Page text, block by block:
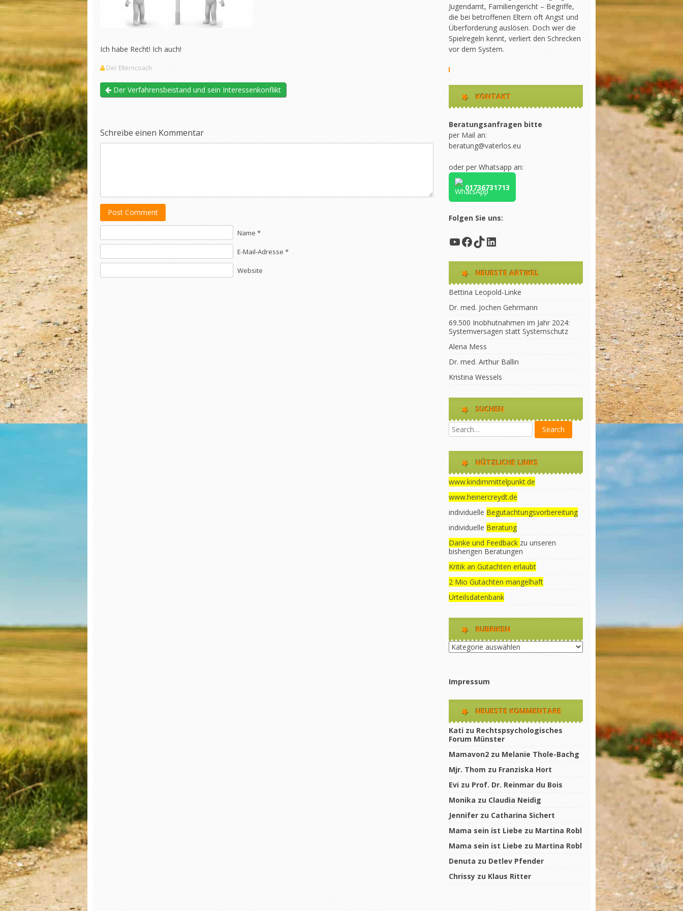
Ich habe Recht! Ich auch!
Der Elterncoach
Der Verfahrensbeistand und sein Interessenkonflikt
Schreibe einen Kommentar
Post Comment
Name *
E-Mail-Adresse *
Website
Jugendamt, Familiengericht – Begriffe,
die bei betroffenen Eltern oft Angst und
Überforderung auslösen. Doch wer die
Spielregeln kennt, verliert den Schrecken
vor dem System.
KONTAKT
Beratungsanfragen bitte
per Mail an:
beratung@vaterlos.eu
oder per Whatsapp an:
01736731713
Folgen Sie uns:
YouTube
Facebook
TikTok
LinkedIn
NEUESTE ARTIKEL
Bettina Leopold-Linke
Dr. med. Jochen Gehrmann
69.500 Inobhutnahmen im Jahr 2024:
Systemversagen statt Systemschutz
Alena Mess
Dr. med. Arthur Ballin
Kristina Wessels
SUCHEN
NÜTZLICHE LINKS
www.kindimmittelpunkt.de
www.heinercreydt.de
individuelle Begutachtungsvorbereitung
individuelle Beratung
Danke und Feedback zu unseren
bisherigen Beratungen
Kritik an Gutachten erlaubt
2 Mio Gutachten mangelhaft
Urteilsdatenbank
RUBRIKEN
Rubriken
Impressum
NEUESTE KOMMENTARE
Kati zu Rechtspsychologisches
Forum Münster
Mamavon2 zu Melanie Thole-Bachg
Mjr. Thom zu Franziska Hort
Evi zu Prof. Dr. Reinmar du Bois
Monika zu Claudia Neidig
Jennifer zu Catharina Sichert
Mama sein ist Liebe zu Martina Robl
Mama sein ist Liebe zu Martina Robl
Denuta zu Detlev Pfender
Chrissy zu Klaus Ritter